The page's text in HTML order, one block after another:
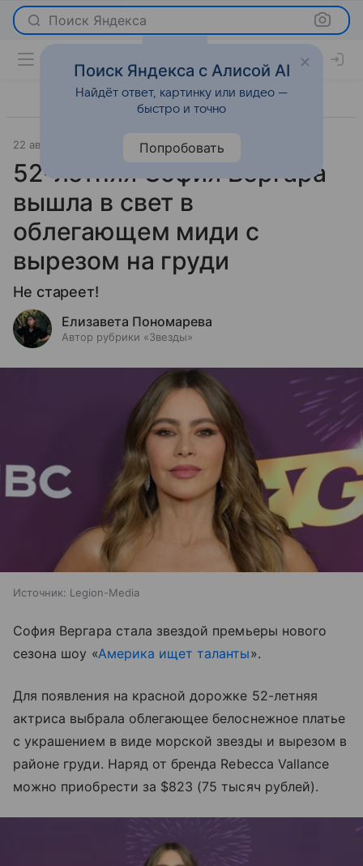
Поиск Яндекса
22 августа 2024 Светская жизнь
52-летняя София Вергара
вышла в свет в
облегающем миди с
вырезом на груди
Не стареет!
Елизавета Пономарева
Автор рубрики «Звезды»
Источник: Legion-Media
София Вергара стала звездой премьеры нового
сезона шоу «Америка ищет таланты».
Для появления на красной дорожке 52-летняя
актриса выбрала облегающее белоснежное платье
с украшением в виде морской звезды и вырезом в
районе груди. Наряд от бренда Rebecca Vallance
можно приобрести за $823 (75 тысяч рублей).
Поиск Яндекса с Алисой AI
Найдёт ответ, картинку или видео —
быстро и точно
Попробовать